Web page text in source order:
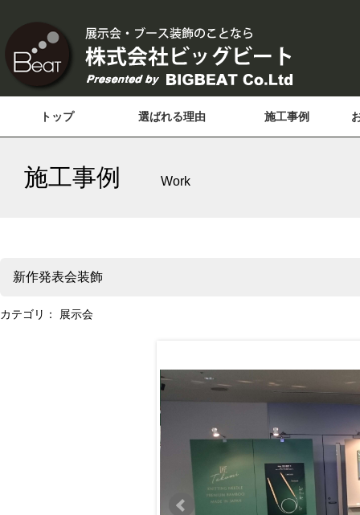
トップ 選ばれる理由 施工事例
施工事例 Work
新作発表会装飾
カテゴリ： 展示会